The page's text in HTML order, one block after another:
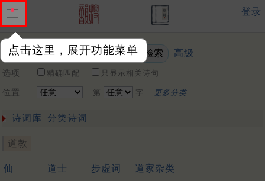
点击这里，展开功能菜单
登录
关键词 高级
选项 精确匹配 只显示相关诗句
位置 第 字 更多分类
诗词库 分类诗词
道教
仙 道士 步虚词 道家杂类